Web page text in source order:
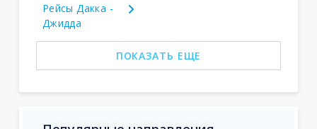
Рейсы Дакка -
Джидда
ПОКАЗАТЬ ЕЩЕ